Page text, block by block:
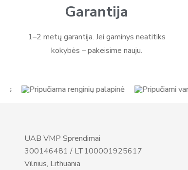
Garantija
1–2 metų garantija. Jei gaminys neatitiks
kokybės – pakeisime nauju.
UAB VMP Sprendimai
300146481 / LT100001925617
Vilnius, Lithuania